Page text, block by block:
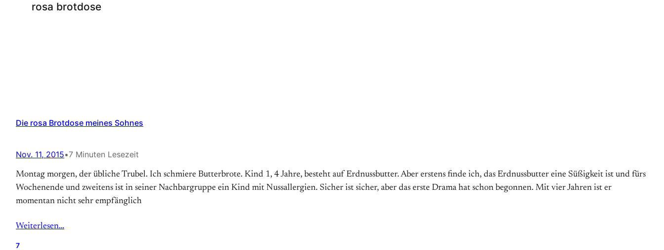
rosa brotdose
Die rosa Brotdose meines Sohnes
Nov. 11, 2015•7 Minuten Lesezeit
Montag morgen, der übliche Trubel. Ich schmiere Butterbrote. Kind 1, 4 Jahre, besteht auf Erdnussbutter. Aber erstens finde ich, das Erdnussbutter eine Süßigkeit ist und fürs
Wochenende und zweitens ist in seiner Nachbargruppe ein Kind mit Nussallergien. Sicher ist sicher, aber das erste Drama hat schon begonnen. Mit vier Jahren ist er
momentan nicht sehr empfänglich
Weiterlesen…
7